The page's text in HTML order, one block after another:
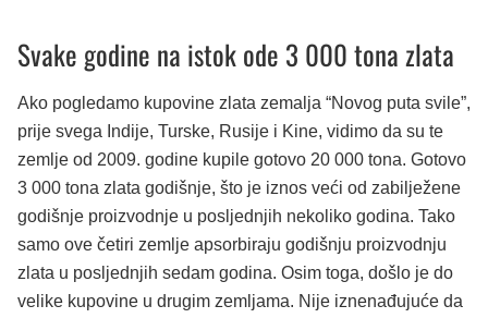
Svake godine na istok ode 3 000 tona zlata
Ako pogledamo kupovine zlata zemalja “Novog puta svile”,
prije svega Indije, Turske, Rusije i Kine, vidimo da su te
zemlje od 2009. godine kupile gotovo 20 000 tona. Gotovo
3 000 tona zlata godišnje, što je iznos veći od zabilježene
godišnje proizvodnje u posljednjih nekoliko godina. Tako
samo ove četiri zemlje apsorbiraju godišnju proizvodnju
zlata u posljednjih sedam godina. Osim toga, došlo je do
velike kupovine u drugim zemljama. Nije iznenađujuće da